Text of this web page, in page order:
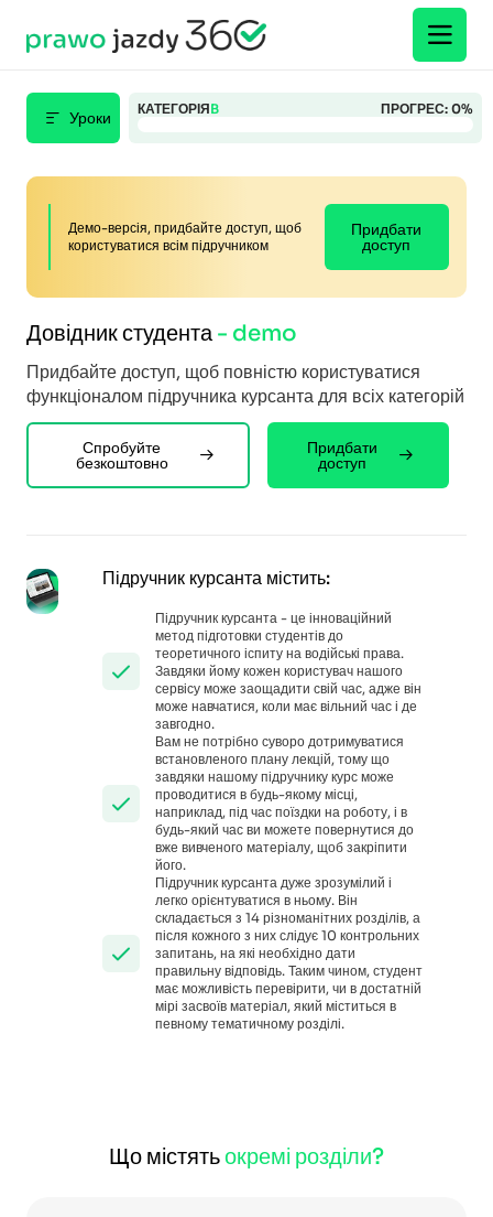
Уроки КАТЕГОРІЯB ПРОГРЕС: 0%
Демо-версія, придбайте доступ, щоб
користуватися всім підручником
Придбати
доступ
Довідник студента- demo
Придбайте доступ, щоб повністю користуватися
функціоналом підручника курсанта для всіх категорій
Спробуйте
безкоштовно
Придбати
доступ
Підручник курсанта містить:
Підручник курсанта - це інноваційний
метод підготовки студентів до
теоретичного іспиту на водійські права.
Завдяки йому кожен користувач нашого
сервісу може заощадити свій час, адже він
може навчатися, коли має вільний час і де
завгодно.
Вам не потрібно суворо дотримуватися
встановленого плану лекцій, тому що
завдяки нашому підручнику курс може
проводитися в будь-якому місці,
наприклад, під час поїздки на роботу, і в
будь-який час ви можете повернутися до
вже вивченого матеріалу, щоб закріпити
його.
Підручник курсанта дуже зрозумілий і
легко орієнтуватися в ньому. Він
складається з 14 різноманітних розділів, а
після кожного з них слідує 10 контрольних
запитань, на які необхідно дати
правильну відповідь. Таким чином, студент
має можливість перевірити, чи в достатній
мірі засвоїв матеріал, який міститься в
певному тематичному розділі.
Що містятьокремі розділи?